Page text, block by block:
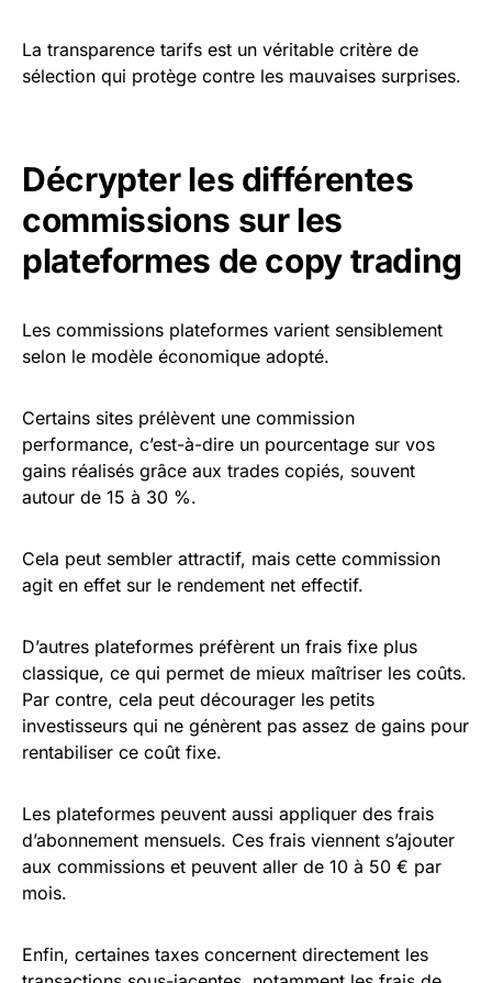
La transparence tarifs est un véritable critère de
sélection qui protège contre les mauvaises surprises.
Décrypter les différentes
commissions sur les
plateformes de copy trading
Les commissions plateformes varient sensiblement
selon le modèle économique adopté.
Certains sites prélèvent une commission
performance, c’est-à-dire un pourcentage sur vos
gains réalisés grâce aux trades copiés, souvent
autour de 15 à 30 %.
Cela peut sembler attractif, mais cette commission
agit en effet sur le rendement net effectif.
D’autres plateformes préfèrent un frais fixe plus
classique, ce qui permet de mieux maîtriser les coûts.
Par contre, cela peut décourager les petits
investisseurs qui ne génèrent pas assez de gains pour
rentabiliser ce coût fixe.
Les plateformes peuvent aussi appliquer des frais
d’abonnement mensuels. Ces frais viennent s’ajouter
aux commissions et peuvent aller de 10 à 50 € par
mois.
Enfin, certaines taxes concernent directement les